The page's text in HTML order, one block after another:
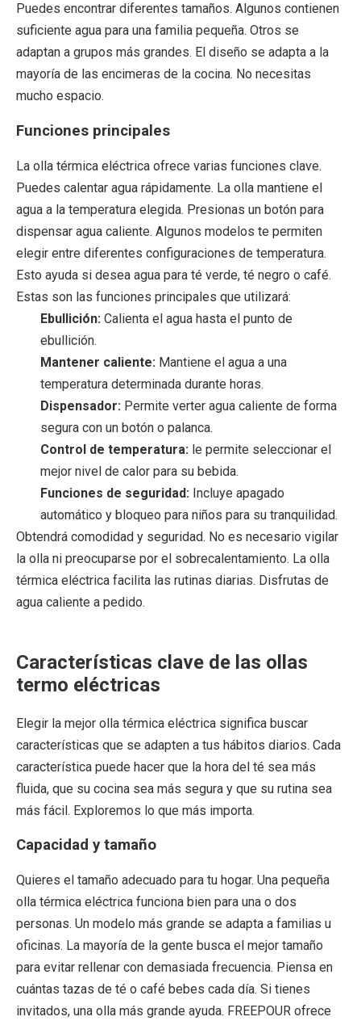
Puedes encontrar diferentes tamaños. Algunos contienen
suficiente agua para una familia pequeña. Otros se
adaptan a grupos más grandes. El diseño se adapta a la
mayoría de las encimeras de la cocina. No necesitas
mucho espacio.
Funciones principales
La olla térmica eléctrica ofrece varias funciones clave.
Puedes calentar agua rápidamente. La olla mantiene el
agua a la temperatura elegida. Presionas un botón para
dispensar agua caliente. Algunos modelos te permiten
elegir entre diferentes configuraciones de temperatura.
Esto ayuda si desea agua para té verde, té negro o café.
Estas son las funciones principales que utilizará:
Ebullición: Calienta el agua hasta el punto de
ebullición.
Mantener caliente: Mantiene el agua a una
temperatura determinada durante horas.
Dispensador: Permite verter agua caliente de forma
segura con un botón o palanca.
Control de temperatura: le permite seleccionar el
mejor nivel de calor para su bebida.
Funciones de seguridad: Incluye apagado
automático y bloqueo para niños para su tranquilidad.
Obtendrá comodidad y seguridad. No es necesario vigilar
la olla ni preocuparse por el sobrecalentamiento. La olla
térmica eléctrica facilita las rutinas diarias. Disfrutas de
agua caliente a pedido.
Características clave de las ollas
termo eléctricas
Elegir la mejor olla térmica eléctrica significa buscar
características que se adapten a tus hábitos diarios. Cada
característica puede hacer que la hora del té sea más
fluida, que su cocina sea más segura y que su rutina sea
más fácil. Exploremos lo que más importa.
Capacidad y tamaño
Quieres el tamaño adecuado para tu hogar. Una pequeña
olla térmica eléctrica funciona bien para una o dos
personas. Un modelo más grande se adapta a familias u
oficinas. La mayoría de la gente busca el mejor tamaño
para evitar rellenar con demasiada frecuencia. Piensa en
cuántas tazas de té o café bebes cada día. Si tienes
invitados, una olla más grande ayuda. FREEPOUR ofrece